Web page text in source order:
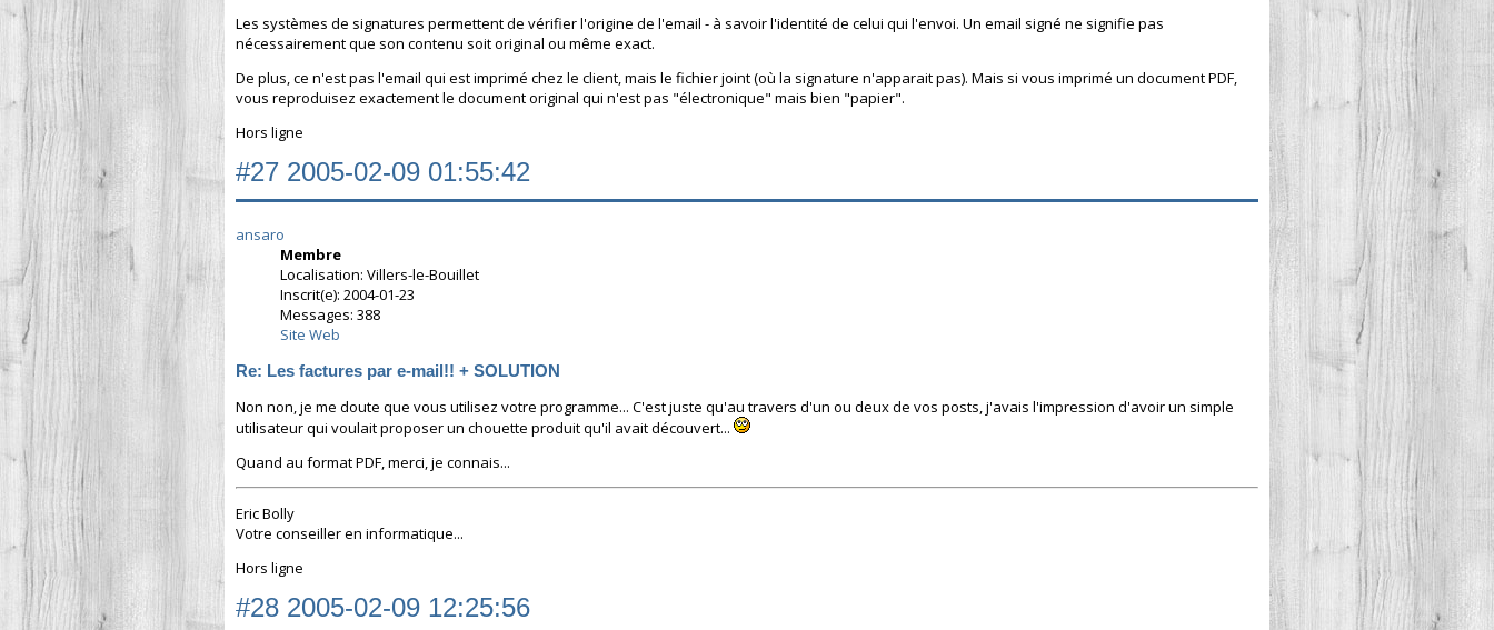
Les systèmes de signatures permettent de vérifier l'origine de l'email - à savoir l'identité de celui qui l'envoi. Un email signé ne signifie pas
nécessairement que son contenu soit original ou même exact.
De plus, ce n'est pas l'email qui est imprimé chez le client, mais le fichier joint (où la signature n'apparait pas). Mais si vous imprimé un document PDF,
vous reproduisez exactement le document original qui n'est pas "électronique" mais bien "papier".
Hors ligne
#27 2005-02-09 01:55:42
ansaro
Membre
Localisation: Villers-le-Bouillet
Inscrit(e): 2004-01-23
Messages: 388
Site Web
Re: Les factures par e-mail!! + SOLUTION
Non non, je me doute que vous utilisez votre programme... C'est juste qu'au travers d'un ou deux de vos posts, j'avais l'impression d'avoir un simple
utilisateur qui voulait proposer un chouette produit qu'il avait découvert...
Quand au format PDF, merci, je connais...
Eric Bolly
Votre conseiller en informatique...
Hors ligne
#28 2005-02-09 12:25:56